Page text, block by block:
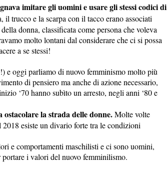
imitare gli uomini e usare gli stessi codici di
il trucco e la scarpa con il tacco erano associati
donna, classificata come persona che voleva
molto lontani dal considerare che ci si possa
a se stessi!
e oggi parliamo di nuovo femminismo molto più
di pensiero ma anche di azione necessario,
‘70 hanno subìto un arresto, negli anni ‘80 e
la strada delle donne.Molte volte
2018 esiste un divario forte tra le condizioni
e comportamenti maschilisti e ci sono uomini,
i valori del nuovo femminilismo.